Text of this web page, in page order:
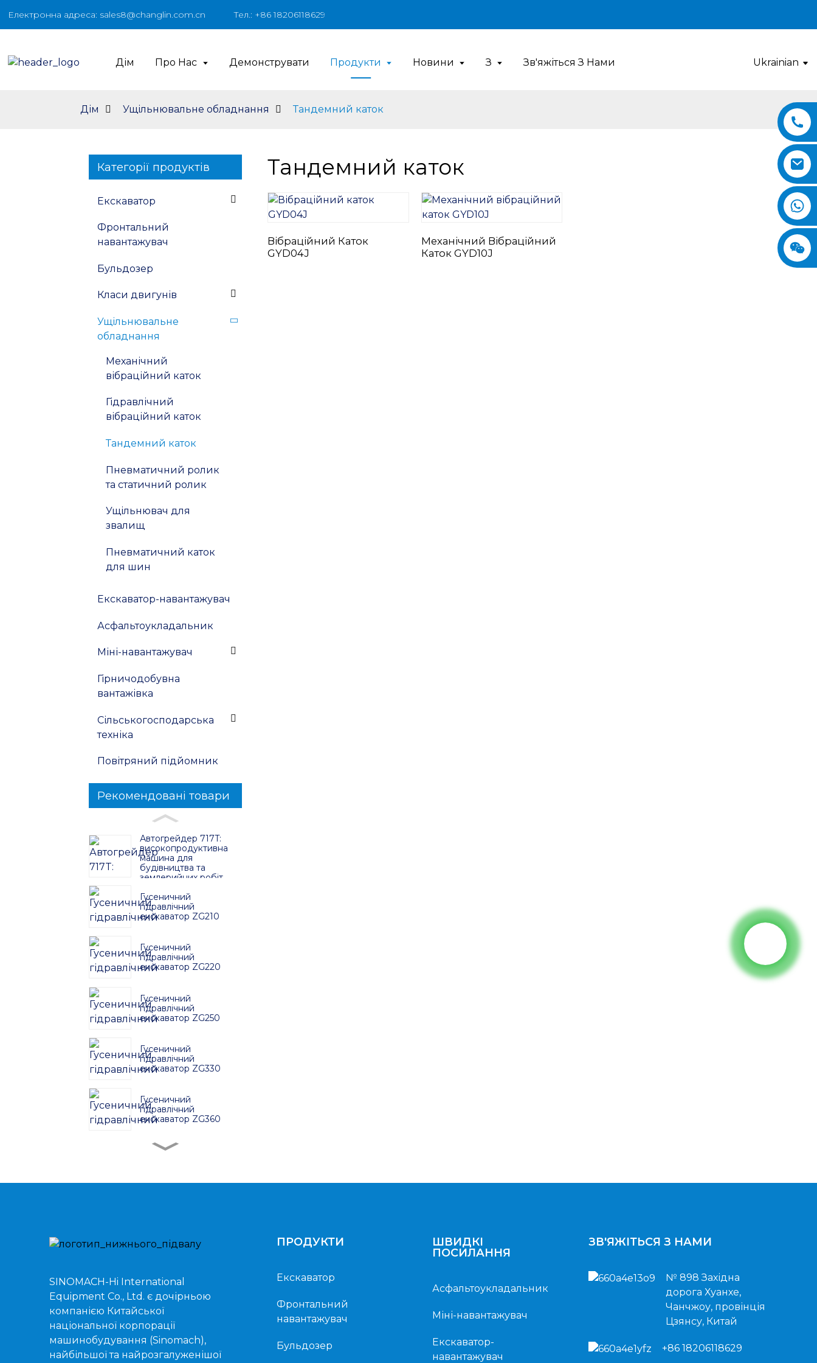
Електронна адреса: sales8@changlin.com.cn Тел.: +86 18206118629
Дім Про Нас Демонструвати Продукти Новини З Зв'яжіться З Нами Ukrainian
Дім Ущільнювальне обладнання Тандемний каток
Категорії продуктів
Екскаватор
Фронтальний
навантажувач
Бульдозер
Класи двигунів
Ущільнювальне
обладнання
Механічний
вібраційний каток
Гідравлічний
вібраційний каток
Тандемний каток
Пневматичний ролик
та статичний ролик
Ущільнювач для
звалищ
Пневматичний каток
для шин
Екскаватор-навантажувач
Асфальтоукладальник
Міні-навантажувач
Гірничодобувна
вантажівка
Сільськогосподарська
техніка
Повітряний підйомник
Рекомендовані товари
Автогрейдер 717T:
високопродуктивна
машина для
будівництва та
землерийних робіт
Гусеничний
гідравлічний
екскаватор ZG210
Гусеничний
гідравлічний
екскаватор ZG220
Гусеничний
гідравлічний
екскаватор ZG250
Гусеничний
гідравлічний
екскаватор ZG330
Гусеничний
гідравлічний
екскаватор ZG360
Гусеничний
Гусеничний
Гусеничний
гідравлічний
екскаватор ZG520
Тандемний каток
Вібраційний Каток
GYD04J
Механічний Вібраційний
Каток GYD10J
SINOMACH-Hi International
Equipment Co., Ltd. є дочірньою
компанією Китайської
національної корпорації
машинобудування (Sinomach),
найбільшої та найрозгалуженішої
ПРОДУКТИ
Екскаватор
Фронтальний
навантажувач
Бульдозер
ШВИДКІ
ПОСИЛАННЯ
Асфальтоукладальник
Міні-навантажувач
Екскаватор-
навантажувач
ЗВ'ЯЖІТЬСЯ З НАМИ
№ 898 Західна
дорога Хуанхе,
Чанчжоу, провінція
Цзянсу, Китай
+86 18206118629